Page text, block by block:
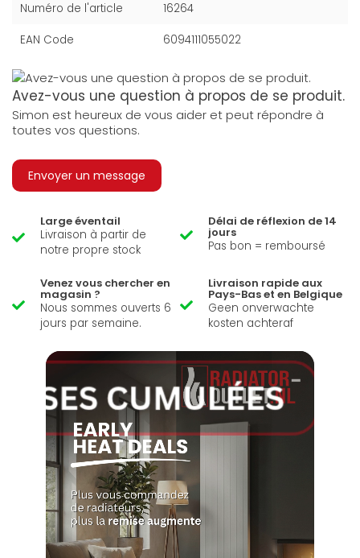
Numéro de l'article 16264
EAN Code 6094111055022
Avez-vous une question à propos de se produit.
Simon est heureux de vous aider et peut répondre à
toutes vos questions.
Envoyer un message
Large éventail
Livraison à partir de
notre propre stock
Délai de réflexion de 14
jours
Pas bon = remboursé
Venez vous chercher en
magasin ?
Nous sommes ouverts 6
jours par semaine.
Livraison rapide aux
Pays-Bas et en Belgique
Geen onverwachte
kosten achteraf